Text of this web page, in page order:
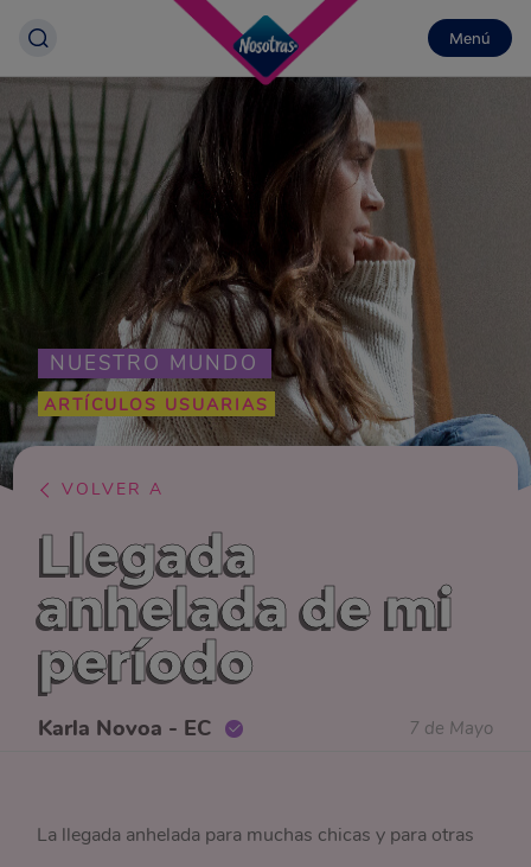
Menú
NUESTRO MUNDO
ARTÍCULOS USUARIAS
VOLVER A
Llegada
anhelada de mi
período
Karla Novoa - EC 7 de Mayo
La llegada anhelada para muchas chicas y para otras